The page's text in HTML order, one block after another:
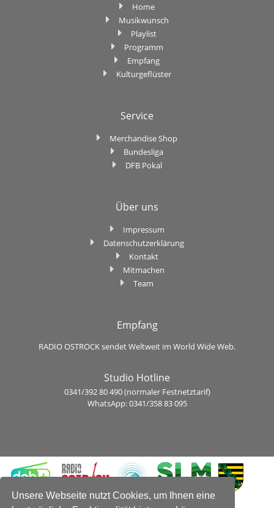
Unsere Webseite nutzt Cookies, um Ihnen eine
Home
Musikwunsch
Playlist
Programm
Empfang
Kulturgeflüster
Service
Merchandise Shop
Bundesliga
DFB Pokal
Über uns
Impressum
Datenschutzerklärung
Kontakt
Mitmachen
Team
Empfang
RADIO OSTROCK sendet Weltweit im World Wide Web.
Studio Hotline
0341/392 80 490 (normaler Festnetztarif)
WhatsApp: 0341/358 83 095